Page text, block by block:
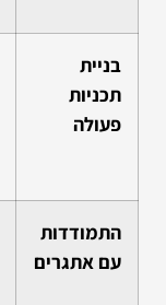
בניית
תכניות
פעולה
התמודדות
עם אתגרים